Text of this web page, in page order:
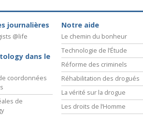
journalières
@life
dans le
coordonnées
de
Notre aide
Le chemin du bonheur
Technologie de l’Étude
Réforme des criminels
Réhabilitation des drogués
La vérité sur la drogue
Les droits de l’Homme